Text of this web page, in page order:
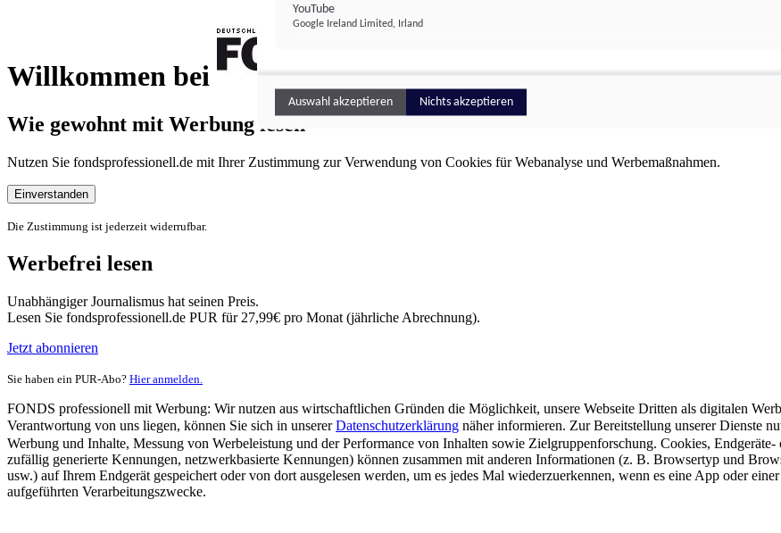
Willkommen bei
FONDS professionell
Wie gewohnt mit Werbung lesen
Nutzen Sie fondsprofessionell.de mit Ihrer Zustimmung zur Verwendung von Cookies für Webanalyse und Werbemaßnahmen.
Einverstanden
Die Zustimmung ist jederzeit widerrufbar.
Werbefrei lesen
Unabhängiger Journalismus hat seinen Preis.
Lesen Sie fondsprofessionell.de PUR für 27,99€ pro Monat (jährliche Abrechnung).
Jetzt abonnieren
Sie haben ein PUR-Abo? Hier anmelden.
FONDS professionell mit Werbung: Wir nutzen aus wirtschaftlichen Gründen die Möglichkeit, unsere Webseite Dritten als digitalen
Verantwortung von uns liegen, können Sie sich in unsererDatenschutzerklärung näher informieren. Zur Bereitstellung unserer Dienste
Werbung und Inhalte, Messung von Werbeleistung und der Performance von Inhalten sowie Zielgruppenforschung. Cookies,
zufällig generierte Kennungen, netzwerkbasierte Kennungen) können zusammen mit anderen Informationen (z. B. Browsertyp und
usw.) auf Ihrem Endgerät gespeichert oder von dort ausgelesen werden, um es jedes Mal wiederzuerkennen, wenn es eine App oder
aufgeführten Verarbeitungszwecke.
YouTube
Google Ireland Limited, Irland
Auswahl akzeptieren Nichts akzeptieren